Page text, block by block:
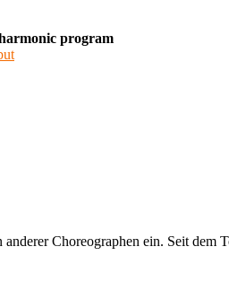
program
Choreographen ein. Seit